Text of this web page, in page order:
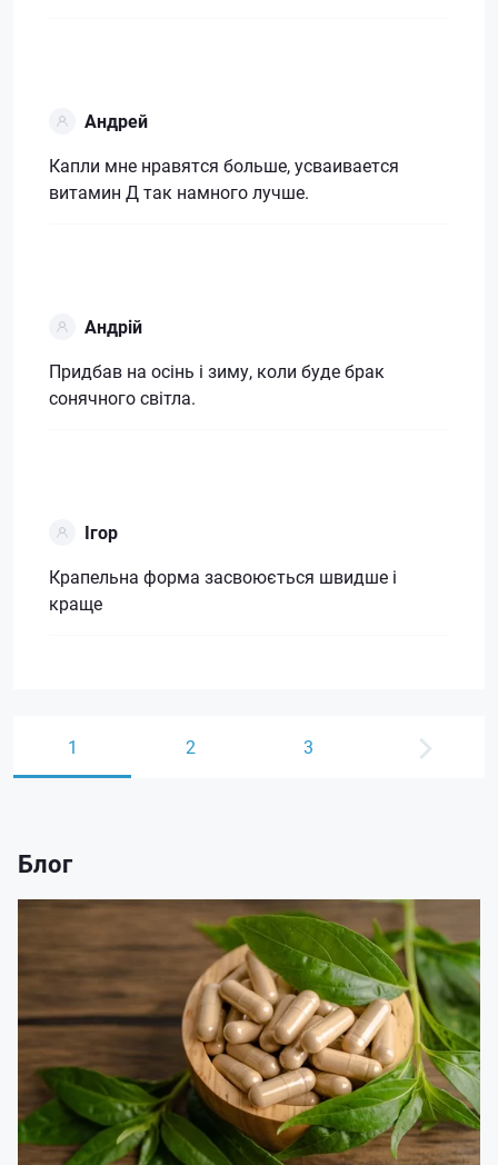
Андрей
Капли мне нравятся больше, усваивается
витамин Д так намного лучше.
Андрій
Придбав на осінь і зиму, коли буде брак
сонячного світла.
Ігор
Крапельна форма засвоюється швидше і
краще
1 2 3
Блог